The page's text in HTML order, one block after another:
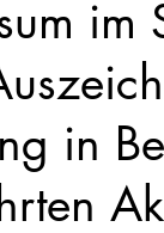
im
in